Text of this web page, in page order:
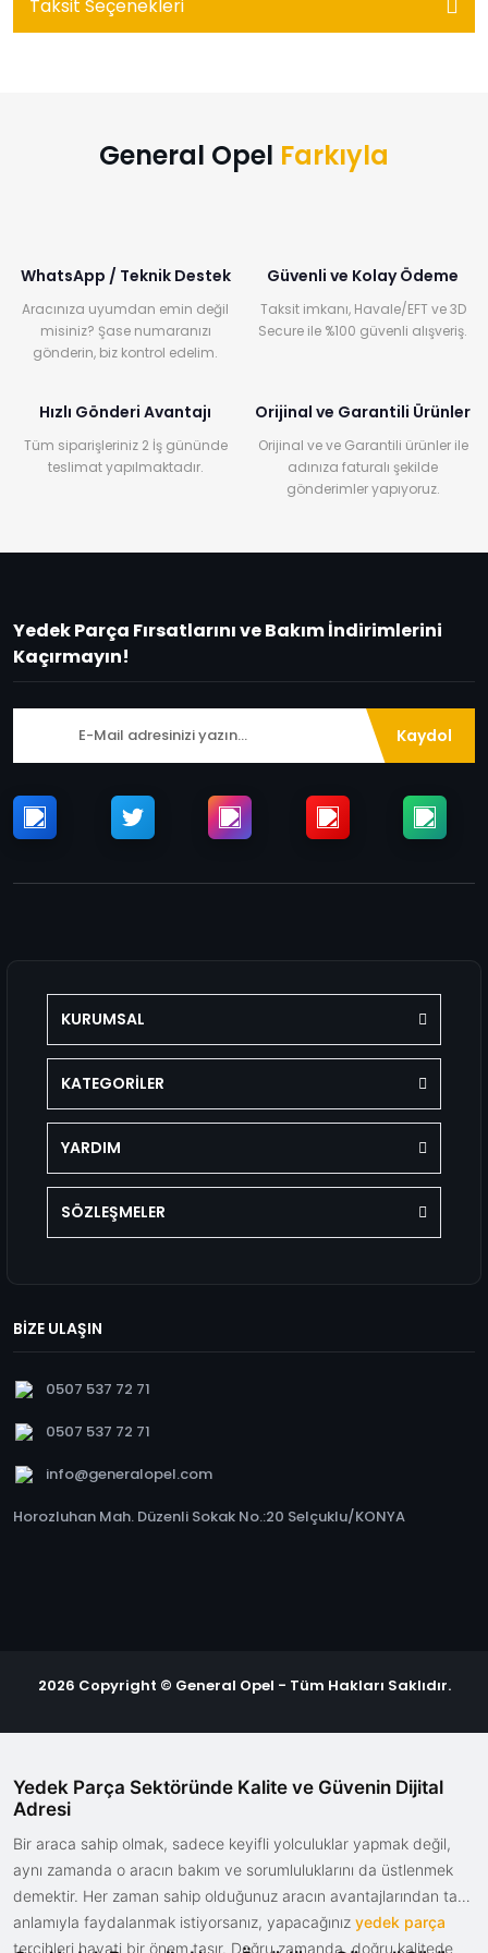
Taksit Seçenekleri
General Opel Farkıyla
WhatsApp / Teknik Destek
Aracınıza uyumdan emin değil
misiniz? Şase numaranızı
gönderin, biz kontrol edelim.
Güvenli ve Kolay Ödeme
Taksit imkanı, Havale/EFT ve 3D
Secure ile %100 güvenli alışveriş.
Hızlı Gönderi Avantajı
Tüm siparişleriniz 2 İş gününde
teslimat yapılmaktadır.
Orijinal ve Garantili Ürünler
Orijinal ve ve Garantili ürünler ile
adınıza faturalı şekilde
gönderimler yapıyoruz.
Yedek Parça Fırsatlarını ve Bakım İndirimlerini
Kaçırmayın!
Kaydol
KURUMSAL
KATEGORİLER
YARDIM
SÖZLEŞMELER
BİZE ULAŞIN
0507 537 72 71
0507 537 72 71
info@generalopel.com
Horozluhan Mah. Düzenli Sokak No.:20 Selçuklu/KONYA
2026 Copyright © General Opel - Tüm Hakları Saklıdır.
Yedek Parça Sektöründe Kalite ve Güvenin Dijital
Adresi
Bir araca sahip olmak, sadece keyifli yolculuklar yapmak değil,
aynı zamanda o aracın bakım ve sorumluluklarını da üstlenmek
demektir. Her zaman sahip olduğunuz aracın avantajlarından tam
anlamıyla faydalanmak istiyorsanız, yapacağınız yedek parça
tercihleri hayati bir önem taşır. Doğru zamanda, doğru kalitede